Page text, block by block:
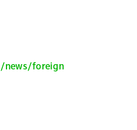
foreign